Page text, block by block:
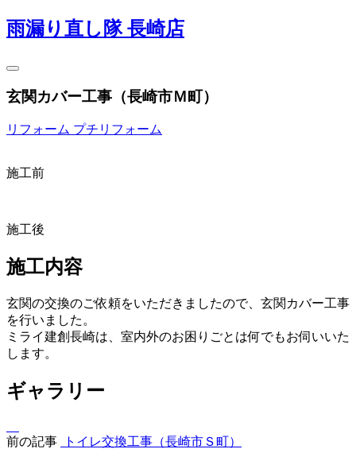
雨漏り直し隊 長崎店
玄関カバー工事（長崎市Ｍ町）
リフォーム プチリフォーム
施工前
施工後
施工内容
玄関の交換のご依頼をいただきましたので、玄関カバー工事
を行いました。
ミライ建創長崎は、室内外のお困りごとは何でもお伺いいた
します。
ギャラリー
前の記事
トイレ交換工事（長崎市Ｓ町）